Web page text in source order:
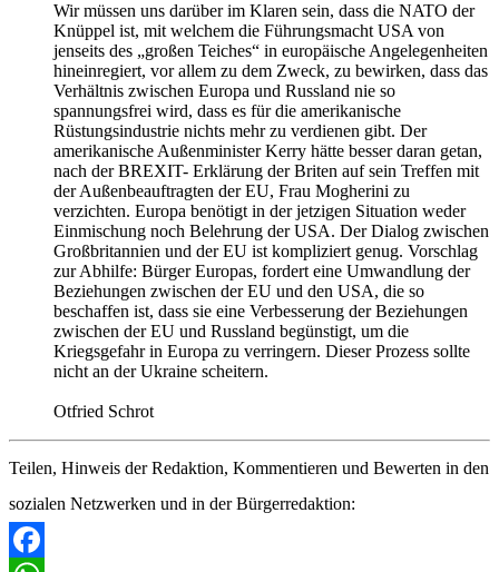
Wir müssen uns darüber im Klaren sein, dass die NATO der
Knüppel ist, mit welchem die Führungsmacht USA von
jenseits des „großen Teiches“ in europäische Angelegenheiten
hineinregiert, vor allem zu dem Zweck, zu bewirken, dass das
Verhältnis zwischen Europa und Russland nie so
spannungsfrei wird, dass es für die amerikanische
Rüstungsindustrie nichts mehr zu verdienen gibt. Der
amerikanische Außenminister Kerry hätte besser daran getan,
nach der BREXIT- Erklärung der Briten auf sein Treffen mit
der Außenbeauftragten der EU, Frau Mogherini zu
verzichten. Europa benötigt in der jetzigen Situation weder
Einmischung noch Belehrung der USA. Der Dialog zwischen
Großbritannien und der EU ist kompliziert genug. Vorschlag
zur Abhilfe: Bürger Europas, fordert eine Umwandlung der
Beziehungen zwischen der EU und den USA, die so
beschaffen ist, dass sie eine Verbesserung der Beziehungen
zwischen der EU und Russland begünstigt, um die
Kriegsgefahr in Europa zu verringern. Dieser Prozess sollte
nicht an der Ukraine scheitern.
Otfried Schrot
Teilen, Hinweis der Redaktion, Kommentieren und Bewerten in den
sozialen Netzwerken und in der Bürgerredaktion: